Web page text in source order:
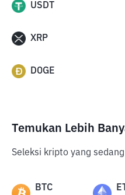
USDT
XRP
DOGE
Temukan Lebih
Seleksi kripto yang
BTC